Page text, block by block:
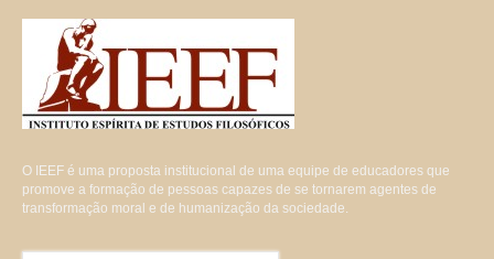
O IEEF é uma proposta institucional de uma equipe de educadores que
promove a formação de pessoas capazes de se tornarem agentes de
transformação moral e de humanização da sociedade.